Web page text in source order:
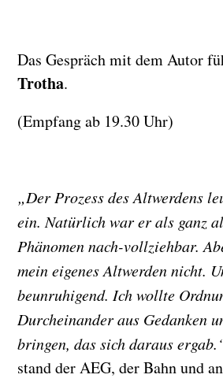
Das Gespräch mit dem Autor
Trotha.
(Empfang ab 19.30 Uhr)
„Der Prozess des Altwerdens
ein. Natürlich war er als ganz
Phänomen nach-vollziehbar.
mein eigenes Altwerden nicht.
beunruhigend. Ich wollte
Durcheinander aus Gedanken
bringen, das sich daraus
stand der AEG, der Bahn und